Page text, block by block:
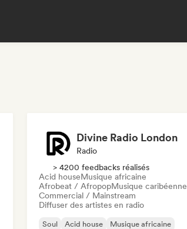
Divine Radio London
Radio
> 4200 feedbacks réalisés
Acid houseMusique africaine
Afrobeat / AfropopMusique caribéenne
Commercial / Mainstream
Diffuser des artistes en radio
Soul Acid house
Musique africaine